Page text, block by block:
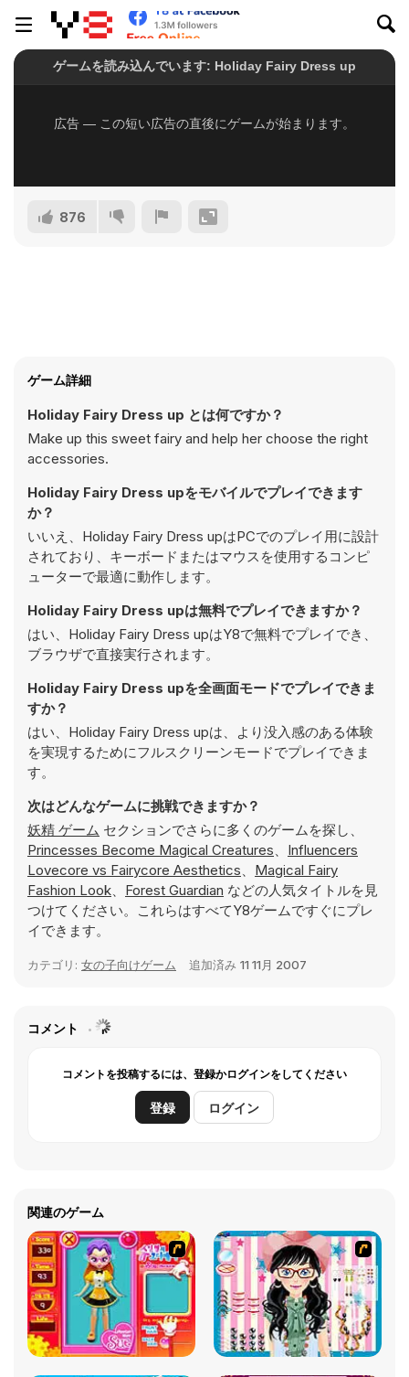
876
ゲーム詳細
Holiday Fairy Dress up とは何ですか？
Make up this sweet fairy and help her choose the right
accessories.
Holiday Fairy Dress upをモバイルでプレイできます
か？
いいえ、Holiday Fairy Dress upはPCでのプレイ用に設計
されており、キーボードまたはマウスを使用するコンピ
ューターで最適に動作します。
Holiday Fairy Dress upは無料でプレイできますか？
はい、Holiday Fairy Dress upはY8で無料でプレイでき、
ブラウザで直接実行されます。
Holiday Fairy Dress upを全画面モードでプレイできま
すか？
はい、Holiday Fairy Dress upは、より没入感のある体験
を実現するためにフルスクリーンモードでプレイできま
す。
次はどんなゲームに挑戦できますか？
妖精 ゲーム セクションでさらに多くのゲームを探し、
Princesses Become Magical Creatures、 Influencers
Lovecore vs Fairycore Aesthetics、 Magical Fairy
Fashion Look、 Forest Guardian などの人気タイトルを見
つけてください。これらはすべてY8ゲームですぐにプレ
イできます。
カテゴリ: 女の子向けゲーム 追加済み 11 11月 2007
コメント
コメントを投稿するには、登録かログインをしてください
登録 ログイン
関連のゲーム